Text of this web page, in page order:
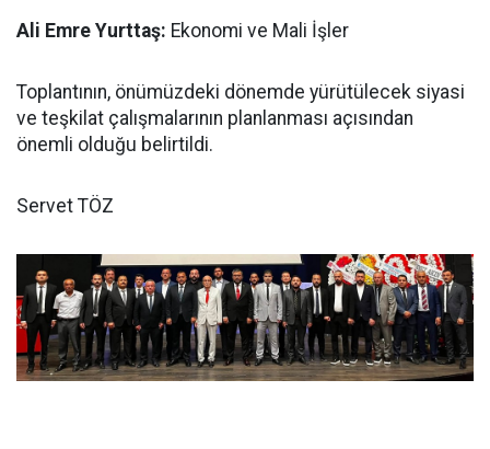
Ali Emre Yurttaş: Ekonomi ve Mali İşler
Toplantının, önümüzdeki dönemde yürütülecek siyasi
ve teşkilat çalışmalarının planlanması açısından
önemli olduğu belirtildi.
Servet TÖZ